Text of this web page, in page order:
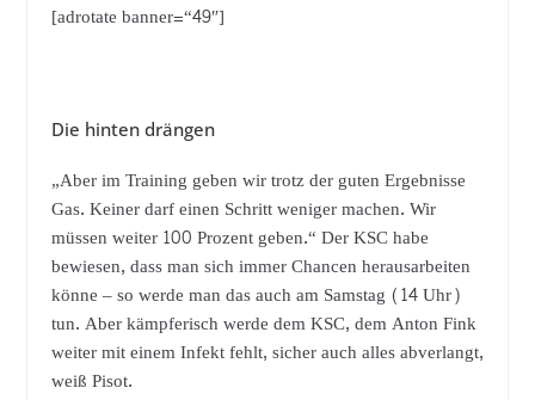
[adrotate banner=“49″]
Die hinten drängen
„Aber im Training geben wir trotz der guten Ergebnisse
Gas. Keiner darf einen Schritt weniger machen. Wir
müssen weiter 100 Prozent geben.“ Der KSC habe
bewiesen, dass man sich immer Chancen herausarbeiten
könne – so werde man das auch am Samstag (14 Uhr)
tun. Aber kämpferisch werde dem KSC, dem Anton Fink
weiter mit einem Infekt fehlt, sicher auch alles abverlangt,
weiß Pisot.